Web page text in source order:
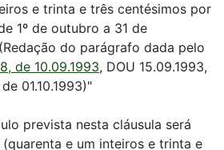
e trinta e três centésimos por
1º de outubro a 31 de
do parágrafo dada pelo
de 10.09.1993, DOU 15.09.1993,
01.10.1993)"
prevista nesta cláusula será
(quarenta e um inteiros e trinta e